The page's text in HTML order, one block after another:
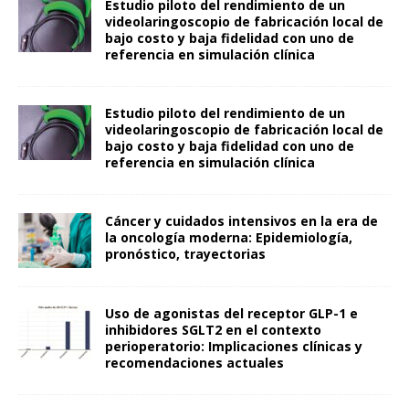
Estudio piloto del rendimiento de un
videolaringoscopio de fabricación local de
bajo costo y baja fidelidad con uno de
referencia en simulación clínica
Estudio piloto del rendimiento de un
videolaringoscopio de fabricación local de
bajo costo y baja fidelidad con uno de
referencia en simulación clínica
Cáncer y cuidados intensivos en la era de
la oncología moderna: Epidemiología,
pronóstico, trayectorias
Uso de agonistas del receptor GLP-1 e
inhibidores SGLT2 en el contexto
perioperatorio: Implicaciones clínicas y
recomendaciones actuales